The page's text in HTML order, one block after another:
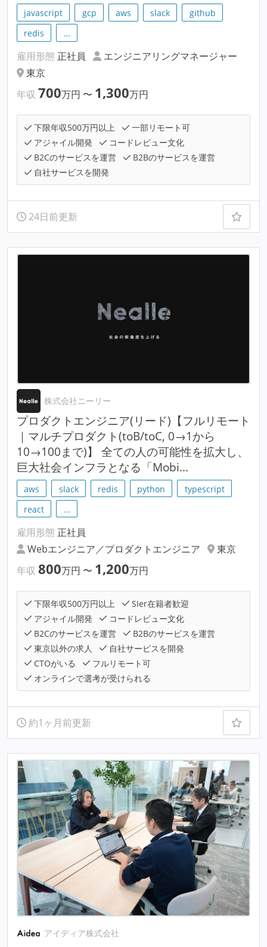
javascript gcp aws slack
github
redis
…
雇用形態 正社員
エンジニアリングマネージャー
東京
年収 700万円 〜 1,300万円
下限年収500万円以上
一部リモート可
アジャイル開発
コードレビュー文化
B2Cのサービスを運営
B2Bのサービスを運営
自社サービスを開発
24日前更新
株式会社ニーリー
プロダクトエンジニア(リード)【フルリモート
｜マルチプロダクト(toB/toC, 0→1から
10→100まで)】 全ての人の可能性を拡大し、
巨大社会インフラとなる「Mobi...
aws slack redis python
typescript
react
…
雇用形態 正社員
Webエンジニア／プロダクトエンジニア
東京
年収 800万円 〜 1,200万円
下限年収500万円以上
SIer在籍者歓迎
アジャイル開発
コードレビュー文化
B2Cのサービスを運営
B2Bのサービスを運営
東京以外の求人
自社サービスを開発
CTOがいる
フルリモート可
オンラインで選考が受けられる
約1ヶ月前更新
アイディア株式会社